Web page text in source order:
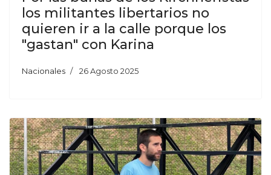
los militantes libertarios no
quieren ir a la calle porque los
"gastan" con Karina
Nacionales 26 Agosto 2025